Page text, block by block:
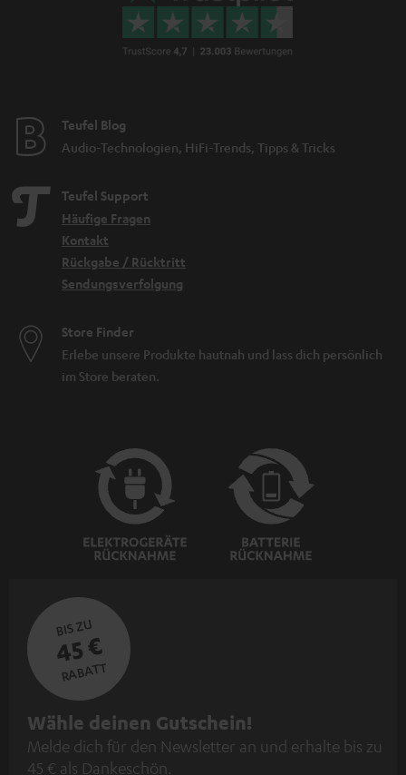
Teufel Blog
Audio-Technologien, HiFi-Trends, Tipps & Tricks
Teufel Support
Häufige Fragen
Kontakt
Rückgabe / Rücktritt
Sendungsverfolgung
Store Finder
Erlebe unsere Produkte hautnah und lass dich persönlich
im Store beraten.
BIS ZU
45 €
RABATT
N
e
Wähle deinen Gutschein!
Melde dich für den Newsletter an und erhalte bis zu
45 € als Dankeschön.